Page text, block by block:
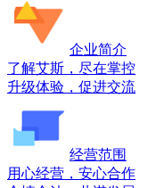
企业简介
了解艾斯，尽在掌控
升级体验，促进交流
经营范围
用心经营，安心合作